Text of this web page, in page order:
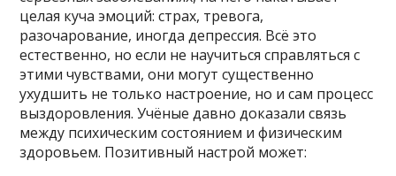
целая куча эмоций: страх, тревога,
разочарование, иногда депрессия. Всё это
естественно, но если не научиться справляться с
этими чувствами, они могут существенно
ухудшить не только настроение, но и сам процесс
выздоровления. Учёные давно доказали связь
между психическим состоянием и физическим
здоровьем. Позитивный настрой может: